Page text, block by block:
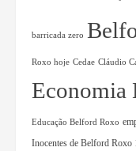
barricada zero
Roxo hoje Cedae Cláudio
Economia
Educação Belford Roxo
Inocentes de Belford Roxo